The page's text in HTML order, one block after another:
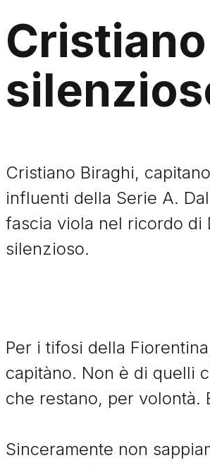
Cristiano Biraghi,
influenti della Serie A.
fascia viola nel ricordo di
silenzioso.
Per i tifosi della
capitàno. Non è di quelli
che restano, per volontà.
Sinceramente non
Ti potrebbero interessare